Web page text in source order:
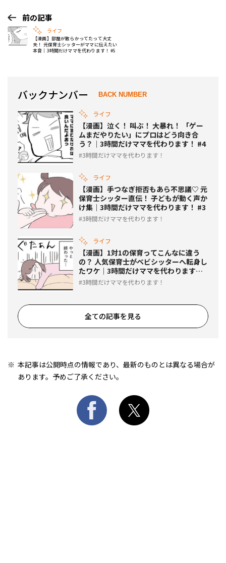
前の記事
ライフ
【漫画】部屋が散らかってたって大丈
夫！ 元保育士シッターがママに伝えたい
本音｜3時間だけママを代わります！ #5
バックナンバー BACK NUMBER
ライフ
【漫画】泣く！ 叫ぶ！ 大暴れ！ 「ゲー
ムまだやりたい」にプロはどう向き合
う？｜3時間だけママを代わります！ #4
3時間だけママを代わります！
ライフ
【漫画】手つなぎ拒否もあら不思議♡ 元
保育士シッター直伝！ 子どもが動く声か
け集｜3時間だけママを代わります！ #3
3時間だけママを代わります！
ライフ
【漫画】1対1の保育ってこんなに違う
の？ 人気保育士がベビシッターへ転身し
たワケ｜3時間だけママを代わります！
#23時間だけママを代わります！
全ての記事を見る
本記事は公開時点の情報であり、最新のものとは異なる場合が
あります。予めご了承ください。